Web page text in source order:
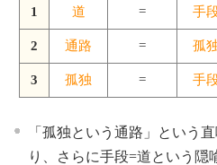
1 道 = 手
2 通路 = 孤
3 孤独 = 手
「孤独という通路」という
り、さらに手段=道という隠